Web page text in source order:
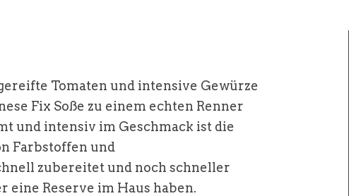
Tomaten und intensive Gewürze
Fix Soße zu einem echten Renner
und intensiv im Geschmack ist die
Farbstoffen und
zubereitet und noch schneller
eine Reserve im Haus haben.